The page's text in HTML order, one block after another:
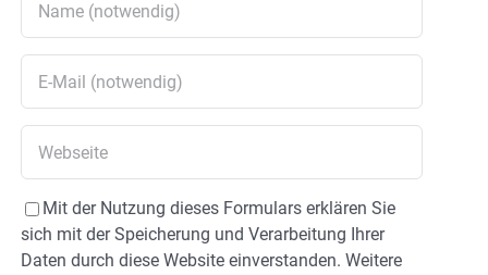
Mit der Nutzung dieses Formulars erklären Sie
sich mit der Speicherung und Verarbeitung Ihrer
Daten durch diese Website einverstanden. Weitere